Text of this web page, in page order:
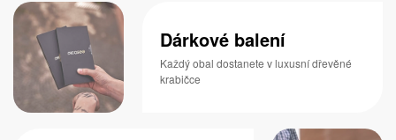
Dárkové balení
Každý obal dostanete v luxusní dřevěné
krabičce